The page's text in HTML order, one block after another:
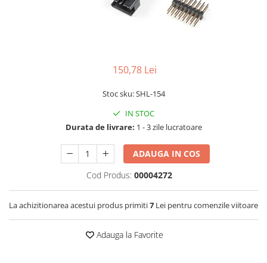
RS-485
RTC
150,78 Lei
Stoc sku: SHL-154
IN STOC
Durata de livrare: 1 - 3 zile lucratoare
ADAUGA IN COS
Cod Produs: 00004272
La achizitionarea acestui produs primiti7 Lei pentru comenzile viitoare
Adauga la Favorite